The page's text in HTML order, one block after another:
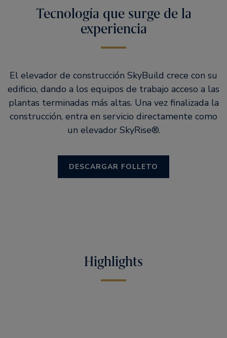
Tecnología que surge de la
experiencia
El elevador de construcción SkyBuild crece con su
edificio, dando a los equipos de trabajo acceso a las
plantas terminadas más altas. Una vez finalizada la
construcción, entra en servicio directamente como
un elevador SkyRise®.
DESCARGAR FOLLETO
Highlights